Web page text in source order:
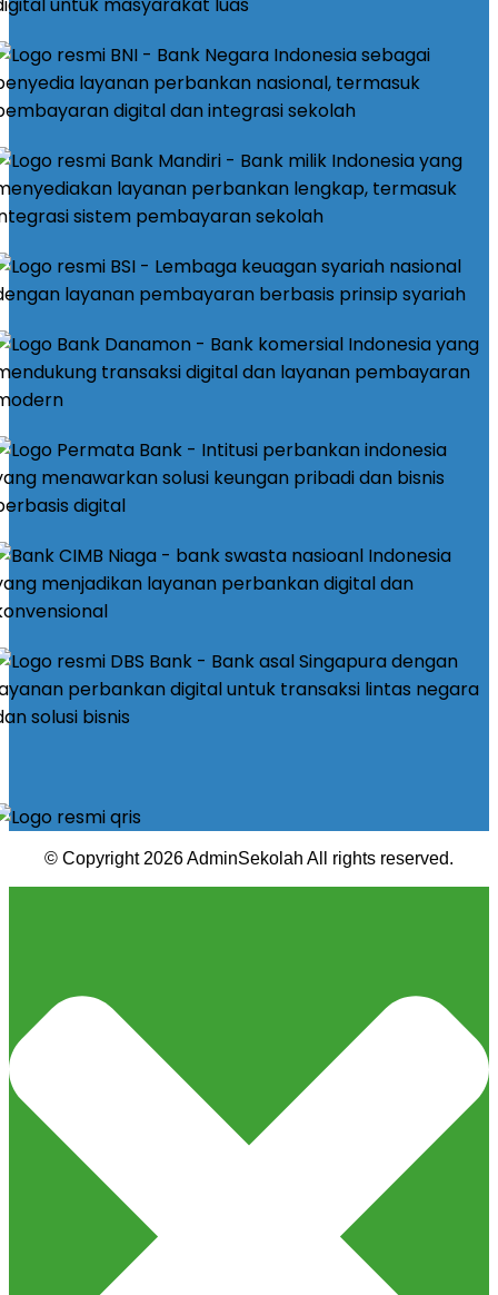
© Copyright 2026 AdminSekolah All rights reserved.